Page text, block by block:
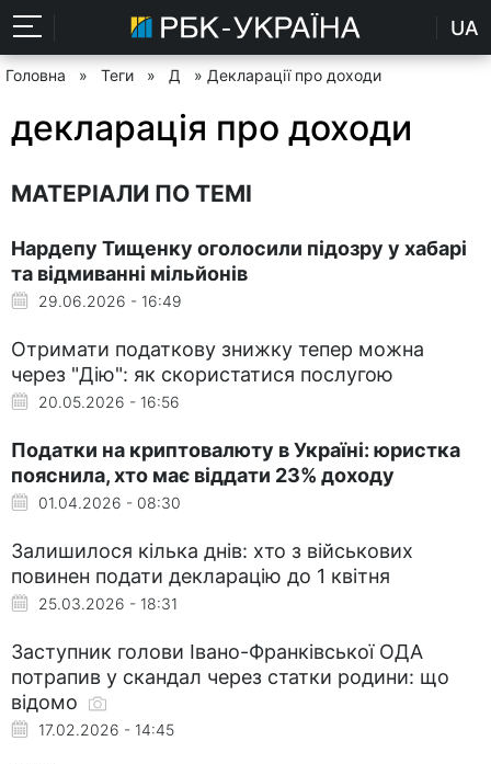
UA
Головна » Теги » Д » Декларації про доходи
декларація про доходи
МАТЕРІАЛИ ПО ТЕМІ
Нардепу Тищенку оголосили підозру у хабарі
та відмиванні мільйонів
29.06.2026 - 16:49
Отримати податкову знижку тепер можна
через "Дію": як скористатися послугою
20.05.2026 - 16:56
Податки на криптовалюту в Україні: юристка
пояснила, хто має віддати 23% доходу
01.04.2026 - 08:30
Залишилося кілька днів: хто з військових
повинен подати декларацію до 1 квітня
25.03.2026 - 18:31
Заступник голови Івано-Франківської ОДА
потрапив у скандал через статки родини: що
відомо
17.02.2026 - 14:45